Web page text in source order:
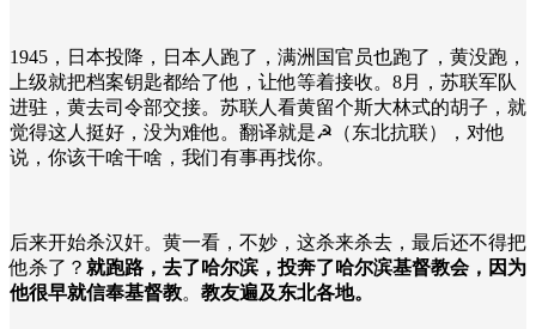
1945，日本投降，日本人跑了，满洲国官员也跑了，黄没跑，
上级就把档案钥匙都给了他，让他等着接收。8月，苏联军队
进驻，黄去司令部交接。苏联人看黄留个斯大林式的胡子，就
觉得这人挺好，没为难他。翻译就是☭（东北抗联），对他
说，你该干啥干啥，我们有事再找你。
后来开始杀汉奸。黄一看，不妙，这杀来杀去，最后还不得把
他杀了？ 就跑路，去了哈尔滨，投奔了哈尔滨基督教会，因为
他很早就信奉基督教。 教友遍及东北各地。